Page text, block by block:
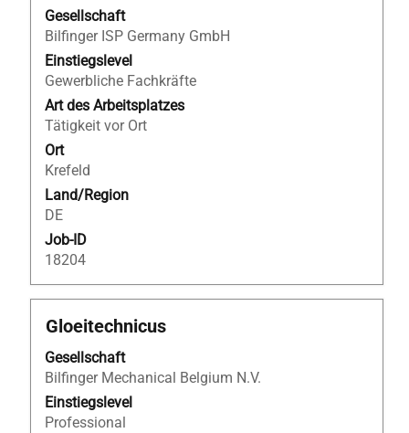
Gesellschaft
Bilfinger ISP Germany GmbH
Einstiegslevel
Gewerbliche Fachkräfte
Art des Arbeitsplatzes
Tätigkeit vor Ort
Ort
Krefeld
Land/Region
DE
Job-ID
18204
um
die
Stelleninformationen
vollständig
anzuzeigen.
Stellenbezeichnung
Gloeitechnicus
Gesellschaft
Bilfinger Mechanical Belgium N.V.
Einstiegslevel
Professional
Drücken
die
Leertaste,
um
die